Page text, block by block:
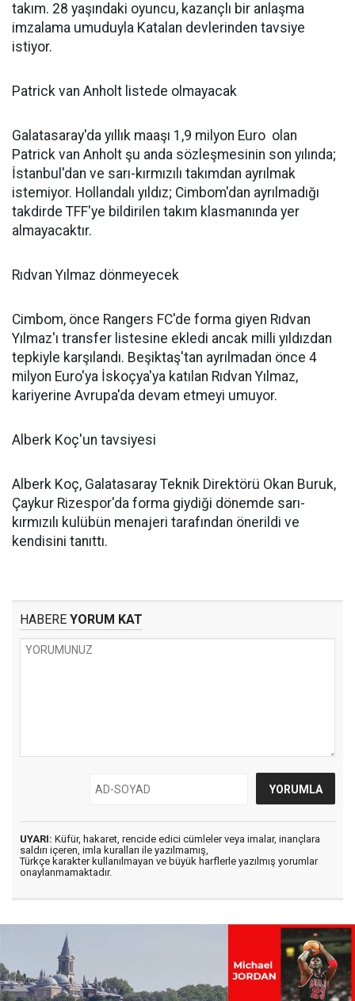
takım. 28 yaşındaki oyuncu, kazançlı bir anlaşma
imzalama umuduyla Katalan devlerinden tavsiye
istiyor.
Patrick van Anholt listede olmayacak
Galatasaray'da yıllık maaşı 1,9 milyon Euro olan
Patrick van Anholt şu anda sözleşmesinin son yılında;
İstanbul'dan ve sarı-kırmızılı takımdan ayrılmak
istemiyor. Hollandalı yıldız; Cimbom'dan ayrılmadığı
takdirde TFF'ye bildirilen takım klasmanında yer
almayacaktır.
Rıdvan Yılmaz dönmeyecek
Cimbom, önce Rangers FC'de forma giyen Rıdvan
Yılmaz'ı transfer listesine ekledi ancak milli yıldızdan
tepkiyle karşılandı. Beşiktaş'tan ayrılmadan önce 4
milyon Euro'ya İskoçya'ya katılan Rıdvan Yılmaz,
kariyerine Avrupa'da devam etmeyi umuyor.
Alberk Koç'un tavsiyesi
Alberk Koç, Galatasaray Teknik Direktörü Okan Buruk,
Çaykur Rizespor'da forma giydiği dönemde sarı-
kırmızılı kulübün menajeri tarafından önerildi ve
kendisini tanıttı.
HABERE YORUM KAT
UYARI: Küfür, hakaret, rencide edici cümleler veya imalar, inançlara
saldırı içeren, imla kuralları ile yazılmamış,
Türkçe karakter kullanılmayan ve büyük harflerle yazılmış yorumlar
onaylanmamaktadır.